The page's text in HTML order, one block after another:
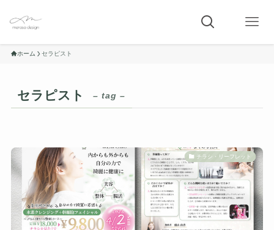
ホーム セラピスト
セラピスト – tag –
チラシ・リーフレット